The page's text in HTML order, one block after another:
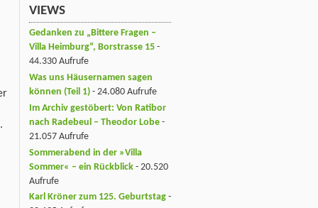
VIEWS
Gedanken zu „Bittere Fragen –
Villa Heimburg“, Borstrasse 15 -
44.330 Aufrufe
Was uns Häusernamen sagen
können (Teil 1) - 24.080 Aufrufe
Im Archiv gestöbert: Von Ratibor
nach Radebeul – Theodor Lobe -
21.057 Aufrufe
Sommerabend in der »Villa
Sommer« – ein Rückblick - 20.520
Aufrufe
Karl Kröner zum 125. Geburtstag -